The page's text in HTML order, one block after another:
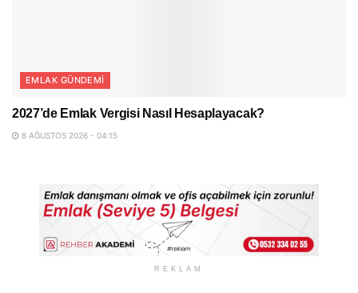
EMLAK GÜNDEMI
2027’de Emlak Vergisi Nasıl Hesaplayacak?
8 AĞUSTOS 2026 - 04:15
REKLAM